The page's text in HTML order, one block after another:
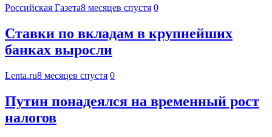
Российская Газета8 месяцев спустя 0
Ставки по вкладам в крупнейших
банках выросли
Lenta.ru8 месяцев спустя 0
Путин понадеялся на временный рост
налогов